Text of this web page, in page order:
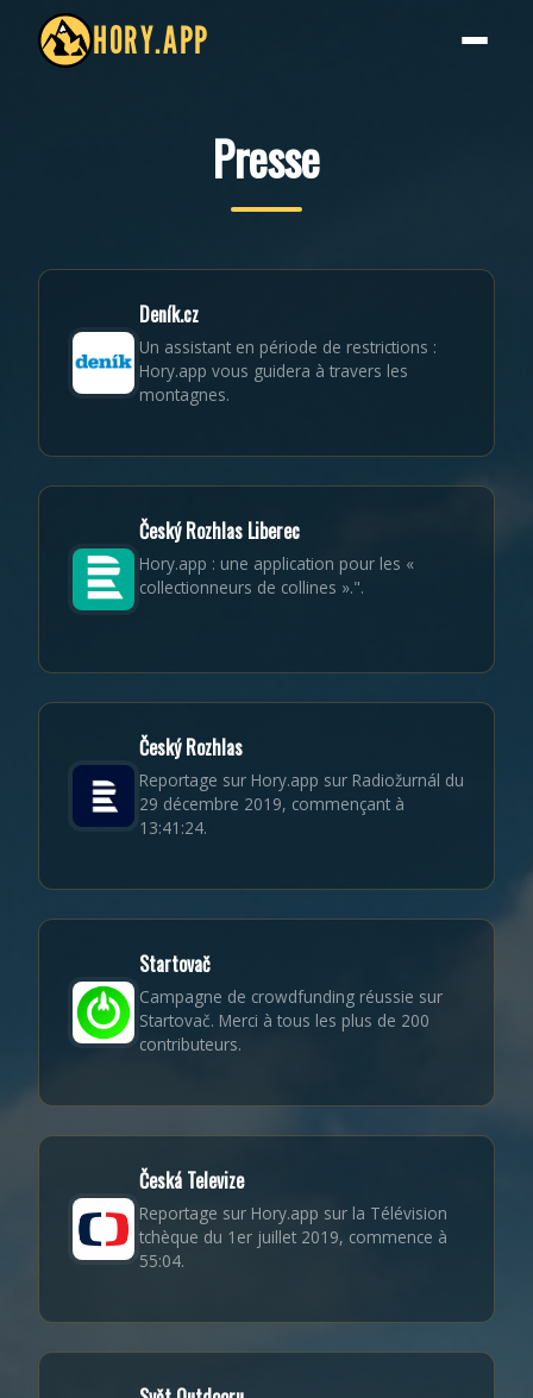
HORY.APP
Presse
Deník.cz
Un assistant en période de restrictions :
Hory.app vous guidera à travers les
montagnes.
Český Rozhlas Liberec
Hory.app : une application pour les «
collectionneurs de collines ».".
Český Rozhlas
Reportage sur Hory.app sur Radiožurnál du
29 décembre 2019, commençant à
13:41:24.
Startovač
Campagne de crowdfunding réussie sur
Startovač. Merci à tous les plus de 200
contributeurs.
Česká Televize
Reportage sur Hory.app sur la Télévision
tchèque du 1er juillet 2019, commence à
55:04.